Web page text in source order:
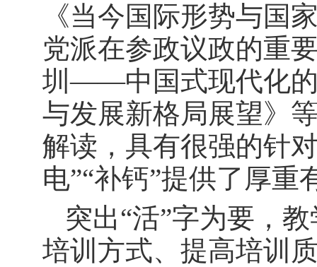
《当今国际形势与国
党派在参政议政的重
圳——中国式现代化的
与发展新格局展望》
解读，具有很强的针
电”“补钙”提供了厚重
突出“活”字为要，
培训方式、提高培训